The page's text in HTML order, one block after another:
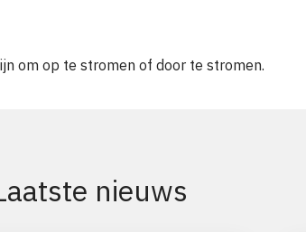
om op te stromen of door te stromen.
nieuws